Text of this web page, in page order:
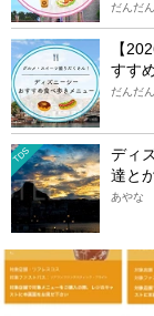
だんだん
【
すす
だんだん
TDS
ディ
達と
あやな